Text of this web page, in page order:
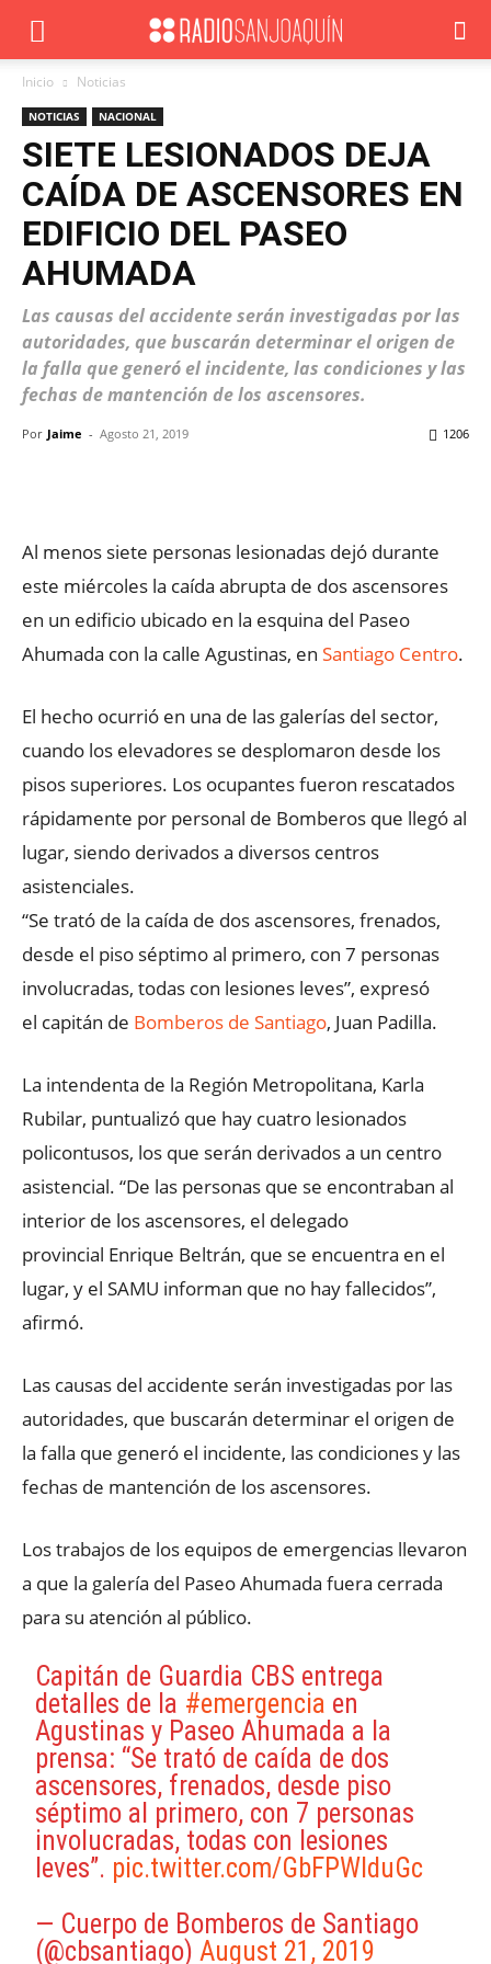
Inicio Noticias
NOTICIAS NACIONAL
SIETE LESIONADOS DEJA
CAÍDA DE ASCENSORES EN
EDIFICIO DEL PASEO
AHUMADA
Las causas del accidente serán investigadas por las
autoridades, que buscarán determinar el origen de
la falla que generó el incidente, las condiciones y las
fechas de mantención de los ascensores.
Por Jaime - Agosto 21, 2019 1206
Al menos siete personas lesionadas dejó durante
este miércoles la caída abrupta de dos ascensores
en un edificio ubicado en la esquina del Paseo
Ahumada con la calle Agustinas, en Santiago Centro.
El hecho ocurrió en una de las galerías del sector,
cuando los elevadores se desplomaron desde los
pisos superiores. Los ocupantes fueron rescatados
rápidamente por personal de Bomberos que llegó al
lugar, siendo derivados a diversos centros
asistenciales.
“Se trató de la caída de dos ascensores, frenados,
desde el piso séptimo al primero, con 7 personas
involucradas, todas con lesiones leves”, expresó
el capitán de Bomberos de Santiago, Juan Padilla.
La intendenta de la Región Metropolitana, Karla
Rubilar, puntualizó que hay cuatro lesionados
policontusos, los que serán derivados a un centro
asistencial. “De las personas que se encontraban al
interior de los ascensores, el delegado
provincial Enrique Beltrán, que se encuentra en el
lugar, y el SAMU informan que no hay fallecidos”,
afirmó.
Las causas del accidente serán investigadas por las
autoridades, que buscarán determinar el origen de
la falla que generó el incidente, las condiciones y las
fechas de mantención de los ascensores.
Los trabajos de los equipos de emergencias llevaron
a que la galería del Paseo Ahumada fuera cerrada
para su atención al público.
Capitán de Guardia CBS entrega
detalles de la #emergencia en
Agustinas y Paseo Ahumada a la
prensa: “Se trató de caída de dos
ascensores, frenados, desde piso
séptimo al primero, con 7 personas
involucradas, todas con lesiones
leves”. pic.twitter.com/GbFPWlduGc
— Cuerpo de Bomberos de Santiago
(@cbsantiago)August 21, 2019